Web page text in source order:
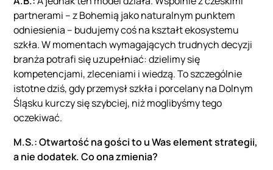
partnerami – z Bohemią jako naturalnym punktem
odniesienia – budujemy coś na kształt ekosystemu
szkła. W momentach wymagających trudnych decyzji
branża potrafi się uzupełniać: dzielimy się
kompetencjami, zleceniami i wiedzą. To szczególnie
istotne dziś, gdy przemysł szkła i porcelany na Dolnym
Śląsku kurczy się szybciej, niż moglibyśmy tego
oczekiwać.
M.S.:Otwartość na gości to u Was element strategii,
a nie dodatek. Co ona zmienia?